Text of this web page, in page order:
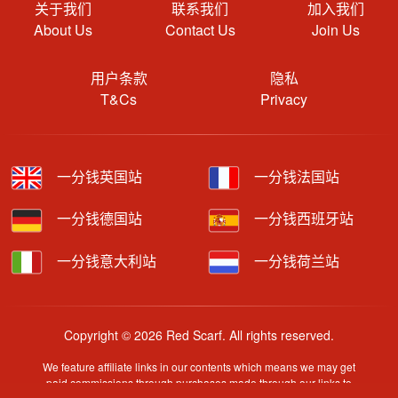
关于我们
About Us
联系我们
Contact Us
加入我们
Join Us
用户条款
T&Cs
隐私
Privacy
一分钱英国站 一分钱法国站
一分钱德国站 一分钱西班牙站
一分钱意大利站 一分钱荷兰站
Copyright © 2026 Red Scarf. All rights reserved.
We feature affiliate links in our contents which means we may get
paid commissions through purchases made through our links to